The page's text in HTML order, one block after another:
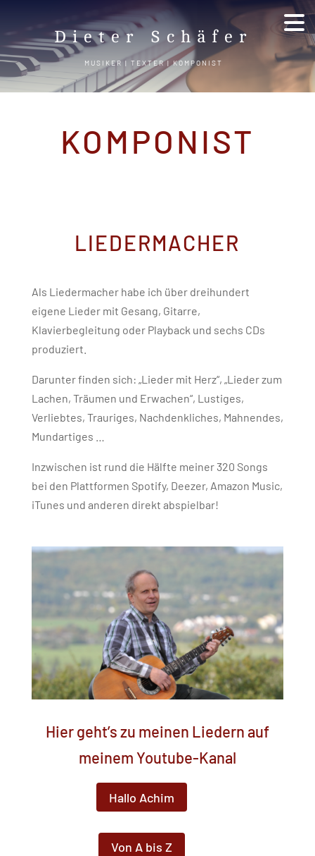
Dieter Schäfer
MUSIKER | TEXTER | KOMPONIST
KOMPONIST
LIEDERMACHER
Als Liedermacher habe ich über dreihundert
eigene Lieder mit Gesang, Gitarre,
Klavierbegleitung oder Playback und sechs CDs
produziert.
Darunter finden sich: „Lieder mit Herz“, „Lieder zum
Lachen, Träumen und Erwachen“, Lustiges,
Verliebtes, Trauriges, Nachdenkliches, Mahnendes,
Mundartiges …
Inzwischen ist rund die Hälfte meiner 320 Songs
bei den Plattformen Spotify, Deezer, Amazon Music,
iTunes und anderen direkt abspielbar!
Hier geht’s zu meinen Liedern auf
meinem Youtube-Kanal
Hallo Achim
Von A bis Z